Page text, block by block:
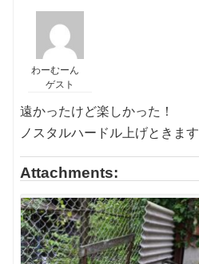
わーむーん
ゲスト
遠かったけど楽しかった！
ノスタルハードル上げときます
Attachments: